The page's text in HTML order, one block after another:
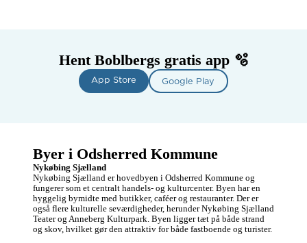
Hent Boblbergs gratis app 🫧
App Store Google Play
Byer i Odsherred Kommune
Nykøbing Sjælland
Nykøbing Sjælland er hovedbyen i Odsherred Kommune og
fungerer som et centralt handels- og kulturcenter. Byen har en
hyggelig bymidte med butikker, caféer og restauranter. Der er
også flere kulturelle seværdigheder, herunder Nykøbing Sjælland
Teater og Anneberg Kulturpark. Byen ligger tæt på både strand
og skov, hvilket gør den attraktiv for både fastboende og turister.